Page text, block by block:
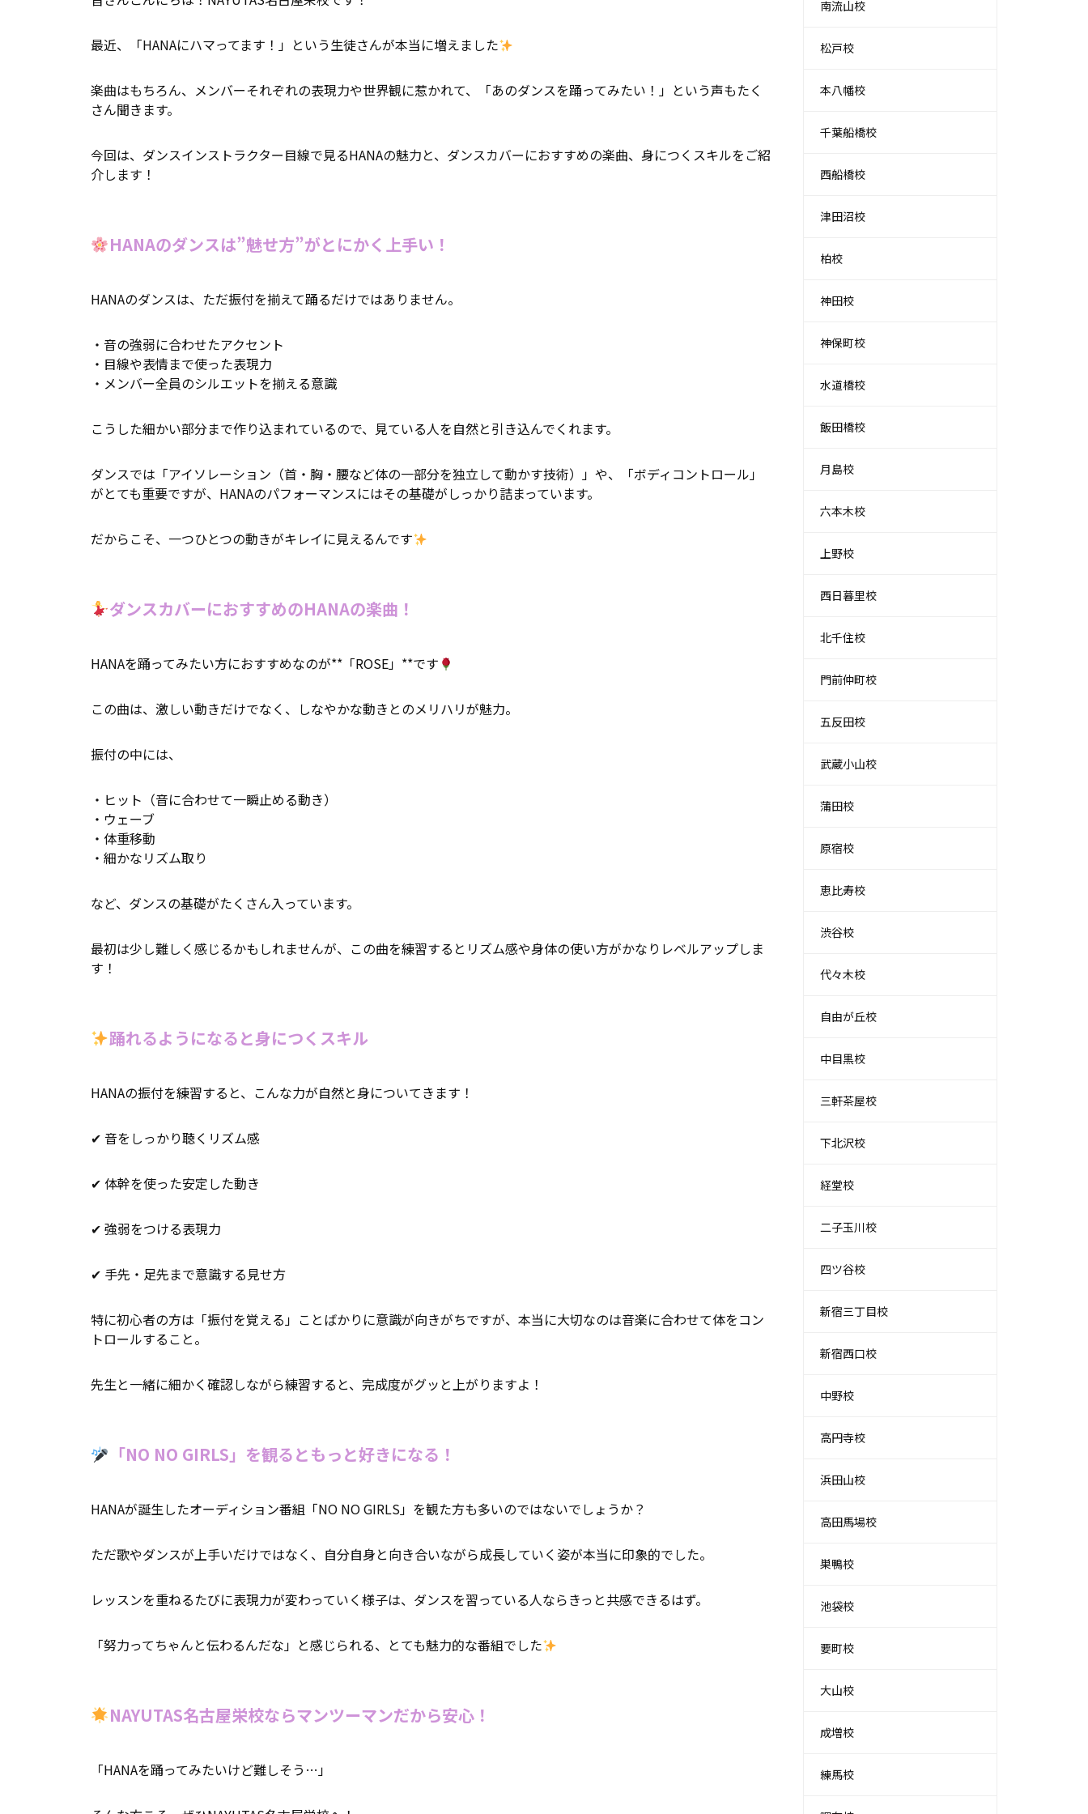
最近、「HANAにハマってます！」という生徒さんが本当に増えました
楽曲はもちろん、メンバーそれぞれの表現力や世界観に惹かれて、「あのダンスを踊ってみたい！」という声もたく
さん聞きます。
今回は、ダンスインストラクター目線で見るHANAの魅力と、ダンスカバーにおすすめの楽曲、身につくスキルをご紹
介します！
HANAのダンスは”魅せ方”がとにかく上手い！
HANAのダンスは、ただ振付を揃えて踊るだけではありません。
・音の強弱に合わせたアクセント
・目線や表情まで使った表現力
・メンバー全員のシルエットを揃える意識
こうした細かい部分まで作り込まれているので、見ている人を自然と引き込んでくれます。
ダンスでは「アイソレーション（首・胸・腰など体の一部分を独立して動かす技術）」や、「ボディコントロール」
がとても重要ですが、HANAのパフォーマンスにはその基礎がしっかり詰まっています。
だからこそ、一つひとつの動きがキレイに見えるんです
ダンスカバーにおすすめのHANAの楽曲！
HANAを踊ってみたい方におすすめなのが**「ROSE」**です
この曲は、激しい動きだけでなく、しなやかな動きとのメリハリが魅力。
振付の中には、
・ヒット（音に合わせて一瞬止める動き）
・ウェーブ
・体重移動
・細かなリズム取り
など、ダンスの基礎がたくさん入っています。
最初は少し難しく感じるかもしれませんが、この曲を練習するとリズム感や身体の使い方がかなりレベルアップしま
す！
踊れるようになると身につくスキル
HANAの振付を練習すると、こんな力が自然と身についてきます！
✔ 音をしっかり聴くリズム感
✔ 体幹を使った安定した動き
✔ 強弱をつける表現力
✔ 手先・足先まで意識する見せ方
特に初心者の方は「振付を覚える」ことばかりに意識が向きがちですが、本当に大切なのは音楽に合わせて体をコン
トロールすること。
先生と一緒に細かく確認しながら練習すると、完成度がグッと上がりますよ！
「NO NO GIRLS」を観るともっと好きになる！
HANAが誕生したオーディション番組「NO NO GIRLS」を観た方も多いのではないでしょうか？
ただ歌やダンスが上手いだけではなく、自分自身と向き合いながら成長していく姿が本当に印象的でした。
レッスンを重ねるたびに表現力が変わっていく様子は、ダンスを習っている人ならきっと共感できるはず。
「努力ってちゃんと伝わるんだな」と感じられる、とても魅力的な番組でした
NAYUTAS名古屋栄校ならマンツーマンだから安心！
「HANAを踊ってみたいけど難しそう…」
南流山校
松戸校
本八幡校
千葉船橋校
西船橋校
津田沼校
柏校
神田校
神保町校
水道橋校
飯田橋校
月島校
六本木校
上野校
西日暮里校
北千住校
門前仲町校
五反田校
武蔵小山校
蒲田校
原宿校
恵比寿校
渋谷校
代々木校
自由が丘校
中目黒校
三軒茶屋校
下北沢校
経堂校
二子玉川校
四ツ谷校
新宿三丁目校
新宿西口校
中野校
高円寺校
浜田山校
高田馬場校
巣鴨校
池袋校
要町校
大山校
成増校
練馬校